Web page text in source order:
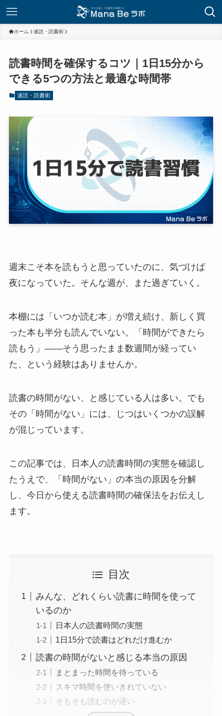
ホーム 速読・読書術
読書時間を確保するコツ｜1日15分から
できる5つの方法と最適な時間帯
速読・読書術
週末こそ本を読もうと思っていたのに、気づけば
夜になっていた。そんな週が、また過ぎていく。
本棚には「いつか読む本」が増え続け、新しく買
った本も半分も読んでいない。「時間ができたら
読もう」——そう思ったまま数週間が経ってい
た、という経験はありませんか。
読書の時間がない、と感じている人は多い。でも
その「時間がない」には、じつはいくつかの誤解
が混じっています。
この記事では、日本人の読書時間の実態を確認し
たうえで、「時間がない」の本当の原因を分解
し、今日から使える読書時間の確保法をお伝えし
ます。
目次
みんな、どれくらい読書に時間を使って
いるのか
日本人の読書時間の実態
1日15分で読書はどれだけ進むか
読書の時間がないと感じる本当の原因
まとまった時間を待っている
スキマ時間を使いきれていない
そもそも読むのが遅い